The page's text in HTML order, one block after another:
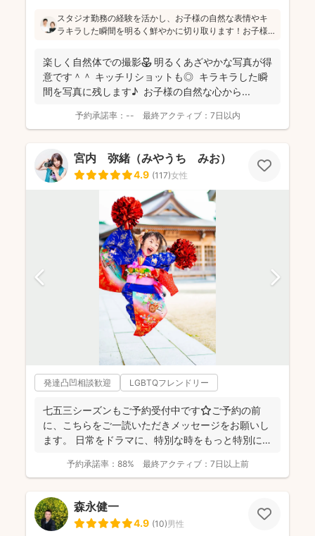
スタジオ勤務の経験を活かし、お子様の自然な表情やキ
ラキラした瞬間を明るく鮮やかに切り取ります！お子様
ながら「楽しかった！」と思っていただけるよう、そし
て親御さんに安心していただける撮影をお心掛けている
とのことです(^^)
楽しく自然体での撮影🌷 明るくあざやかな写真が得
意です＾＾ キッチリショットも◎ キラキラした瞬
間を写真に残します♪ お子様の自然な心から...
予約承諾率： -- 最終アクティブ： 7日以内
宮内 弥緒（みやうち みお）
4.9 (117)女性
発達凸凹相談歓迎 LGBTQフレンドリー
七五三シーズンもご予約受付中です⭐️ご予約の前
に、こちらをご一読いただきメッセージをお願いし
ます。 日常をドラマに、特別な時をもっと特別に
予約承諾率： 88% 最終アクティブ： 7日以上前
森永健一
4.9 (10)男性